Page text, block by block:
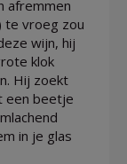
afremmen
te vroeg zou
wijn, hij
klok
Hij zoekt
een beetje
in je glas